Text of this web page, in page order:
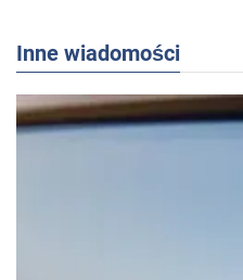
Inne wiadomości